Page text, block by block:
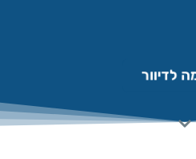
לדיוור